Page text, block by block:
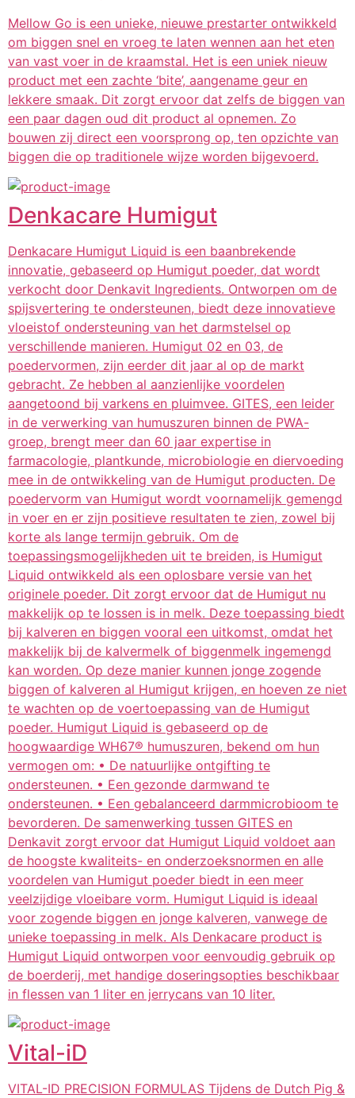
Mellow Go is een unieke, nieuwe prestarter ontwikkeld
om biggen snel en vroeg te laten wennen aan het eten
van vast voer in de kraamstal. Het is een uniek nieuw
product met een zachte ‘bite’, aangename geur en
lekkere smaak. Dit zorgt ervoor dat zelfs de biggen van
een paar dagen oud dit product al opnemen. Zo
bouwen zij direct een voorsprong op, ten opzichte van
biggen die op traditionele wijze worden bijgevoerd.
Denkacare Humigut
Denkacare Humigut Liquid is een baanbrekende
innovatie, gebaseerd op Humigut poeder, dat wordt
verkocht door Denkavit Ingredients. Ontworpen om de
spijsvertering te ondersteunen, biedt deze innovatieve
vloeistof ondersteuning van het darmstelsel op
verschillende manieren. Humigut 02 en 03, de
poedervormen, zijn eerder dit jaar al op de markt
gebracht. Ze hebben al aanzienlijke voordelen
aangetoond bij varkens en pluimvee. GITES, een leider
in de verwerking van humuszuren binnen de PWA-
groep, brengt meer dan 60 jaar expertise in
farmacologie, plantkunde, microbiologie en diervoeding
mee in de ontwikkeling van de Humigut producten. De
poedervorm van Humigut wordt voornamelijk gemengd
in voer en er zijn positieve resultaten te zien, zowel bij
korte als lange termijn gebruik. Om de
toepassingsmogelijkheden uit te breiden, is Humigut
Liquid ontwikkeld als een oplosbare versie van het
originele poeder. Dit zorgt ervoor dat de Humigut nu
makkelijk op te lossen is in melk. Deze toepassing biedt
bij kalveren en biggen vooral een uitkomst, omdat het
makkelijk bij de kalvermelk of biggenmelk ingemengd
kan worden. Op deze manier kunnen jonge zogende
biggen of kalveren al Humigut krijgen, en hoeven ze niet
te wachten op de voertoepassing van de Humigut
poeder. Humigut Liquid is gebaseerd op de
hoogwaardige WH67® humuszuren, bekend om hun
vermogen om: • De natuurlijke ontgifting te
ondersteunen. • Een gezonde darmwand te
ondersteunen. • Een gebalanceerd darmmicrobioom te
bevorderen. De samenwerking tussen GITES en
Denkavit zorgt ervoor dat Humigut Liquid voldoet aan
de hoogste kwaliteits- en onderzoeksnormen en alle
voordelen van Humigut poeder biedt in een meer
veelzijdige vloeibare vorm. Humigut Liquid is ideaal
voor zogende biggen en jonge kalveren, vanwege de
unieke toepassing in melk. Als Denkacare product is
Humigut Liquid ontworpen voor eenvoudig gebruik op
de boerderij, met handige doseringsopties beschikbaar
in flessen van 1 liter en jerrycans van 10 liter.
Vital-iD
VITAL-ID PRECISION FORMULAS Tijdens de Dutch Pig &